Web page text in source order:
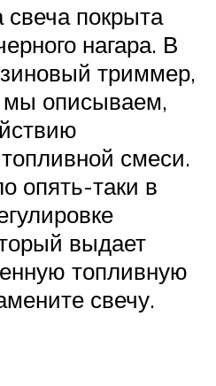
свеча покрыта
нагара. В
триммер,
мы описываем,
смеси.
опять-таки в
выдает
топливную
свечу.